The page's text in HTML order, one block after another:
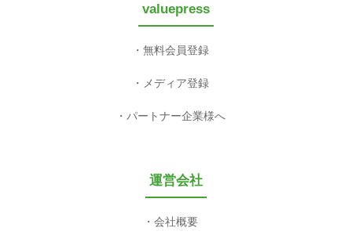
valuepress
無料会員登録
メディア登録
パートナー企業様へ
運営会社
会社概要